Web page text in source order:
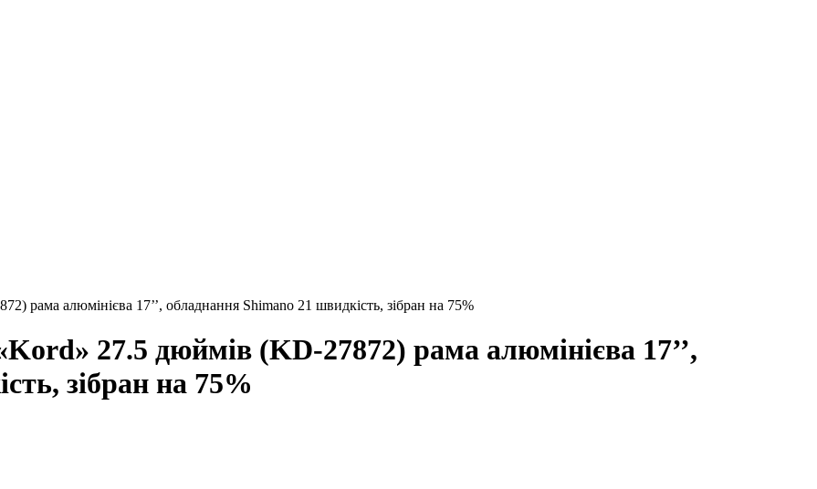
рама алюмінієва 17’’, обладнання Shimano 21 швидкість, зібран на 75%
27.5 дюймів (KD-27872) рама алюмінієва 17’’,
зібран на 75%